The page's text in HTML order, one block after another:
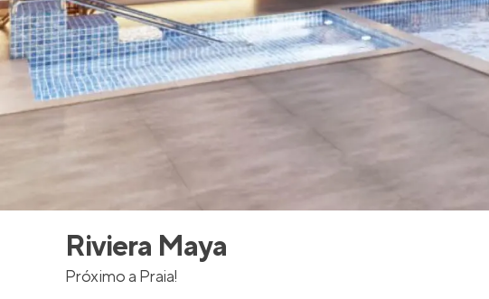
Anunciar Imóveis
Riviera Maya
Próximo a Praia!